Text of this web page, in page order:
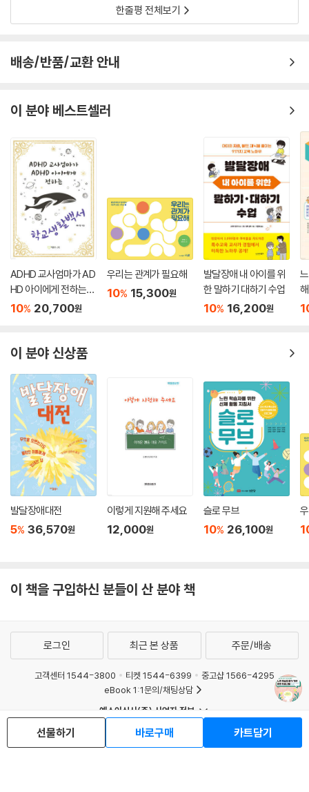
한줄평 전체보기
배송/반품/교환 안내
이 분야 베스트셀러
ADHD 교사엄마가 AD
HD 아이에게 전하는
학교생활백서
10% 20,700원
우리는 관계가 필요해
10% 15,300원
발달장애 내 아이를 위
한 말하기 대하기 수업
10% 16,200원
이 분야 신상품
발달장애대전
5% 36,570원
이렇게 지원해 주세요
12,000원
슬로 무브
10% 26,100원
이 책을 구입하신 분들이 산 분야 책
선물하기 바로구매 카트담기
로그인 최근 본 상품 주문/배송
고객센터 1544-3800 티켓 1544-6399
중고샵 1566-4295
eBook 1:1문의/채팅상담
예스이십사(주) 사업자 정보
이용약관
개인정보처리방침
청소년보호정책
PC버전
회사소개
거래처관계자께